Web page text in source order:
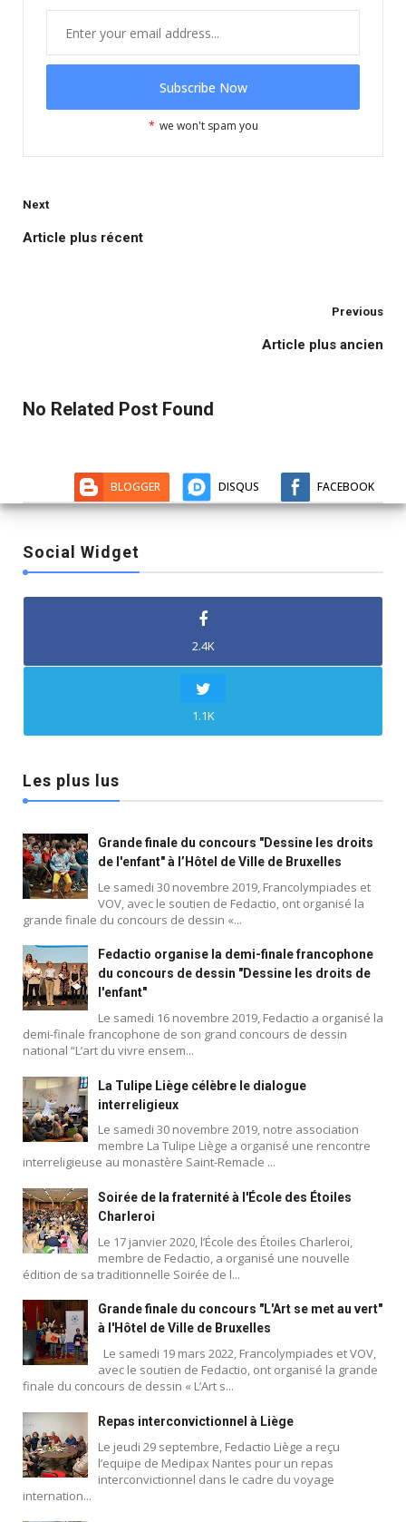
* we won't spam you
Next
Article plus récent
Previous
Article plus ancien
No Related Post Found
BLOGGER DISQUS FACEBOOK
Social Widget
2.4K
1.1K
Les plus lus
Grande finale du concours "Dessine les droits
de l'enfant" à l’Hôtel de Ville de Bruxelles
Le samedi 30 novembre 2019, Francolympiades et
VOV, avec le soutien de Fedactio, ont organisé la
grande finale du concours de dessin «...
Fedactio organise la demi-finale francophone
du concours de dessin "Dessine les droits de
l'enfant"
Le samedi 16 novembre 2019, Fedactio a organisé la
demi-finale francophone de son grand concours de dessin
national “L’art du vivre ensem...
La Tulipe Liège célèbre le dialogue
interreligieux
Le samedi 30 novembre 2019, notre association
membre La Tulipe Liège a organisé une rencontre
interreligieuse au monastère Saint-Remacle ...
Soirée de la fraternité à l'École des Étoiles
Charleroi
Le 17 janvier 2020, l’École des Étoiles Charleroi,
membre de Fedactio, a organisé une nouvelle
édition de sa traditionnelle Soirée de l...
Grande finale du concours "L'Art se met au vert"
à l'Hôtel de Ville de Bruxelles
Le samedi 19 mars 2022, Francolympiades et VOV,
avec le soutien de Fedactio, ont organisé la grande
finale du concours de dessin « L’Art s...
Repas interconvictionnel à Liège
Le jeudi 29 septembre, Fedactio Liège a reçu
l’equipe de Medipax Nantes pour un repas
interconvictionnel dans le cadre du voyage
internation...